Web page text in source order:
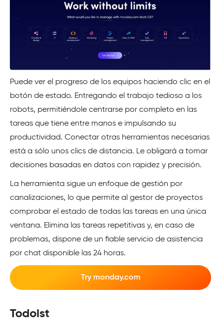
Puede ver el progreso de los equipos haciendo clic en el
botón de estado. Entregando el trabajo tedioso a los
robots, permitiéndole centrarse por completo en las
tareas que tiene entre manos e impulsando su
productividad. Conectar otras herramientas necesarias
está a sólo unos clics de distancia. Le obligará a tomar
decisiones basadas en datos con rapidez y precisión.
La herramienta sigue un enfoque de gestión por
canalizaciones, lo que permite al gestor de proyectos
comprobar el estado de todas las tareas en una única
ventana. Elimina las tareas repetitivas y, en caso de
problemas, dispone de un fiable servicio de asistencia
por chat disponible las 24 horas.
Try monday.com
Todoist